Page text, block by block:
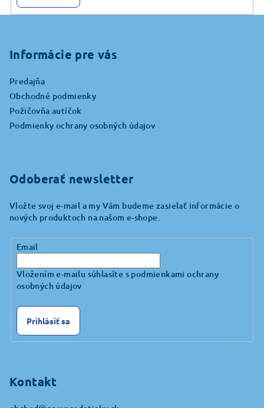
Informácie pre vás
Predajňa
Obchodné podmienky
Požičovňa autíčok
Podmienky ochrany osobných údajov
Odoberať newsletter
Vložte svoj e-mail a my Vám budeme zasielať informácie o
nových produktoch na našom e-shope.
Email
Vložením e-mailu súhlasíte s podmienkami ochrany
osobných údajov
Prihlásiť sa
Kontakt